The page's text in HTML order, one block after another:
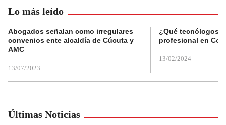
Lo más leído
Abogados señalan como irregulares
convenios ente alcaldía de Cúcuta y
AMC
13/07/2023
¿Qué tecnólogos
profesional en
13/02/2024
Últimas Noticias